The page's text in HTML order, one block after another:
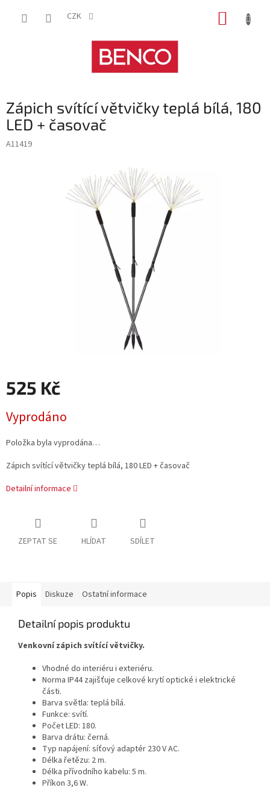
CZK
Zápich svítící větvičky teplá bílá, 180
LED + časovač
A11419
525 Kč
cena:
Vyprodáno
Položka byla vyprodána…
Zápich svítící větvičky teplá bílá, 180 LED + časovač
Detailní informace
ZEPTAT SE HLÍDAT SDÍLET
Popis Diskuze Ostatní informace
Detailní popis produktu
Venkovní zápich svítící větvičky.
Vhodné do interiéru i exteriéru.
Norma IP44 zajišťuje celkové krytí optické i elektrické
části.
Barva světla: teplá bílá.
Funkce: svítí.
Počet LED: 180.
Barva drátu: černá.
Typ napájení: síťový adaptér 230 V AC.
Délka řetězu: 2 m.
Délka přívodního kabelu: 5 m.
Příkon 3,6 W.